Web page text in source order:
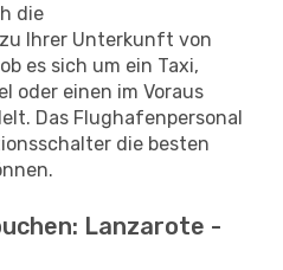
die
Ihrer Unterkunft von
es sich um ein Taxi,
oder einen im Voraus
Das Flughafenpersonal
die besten
Lanzarote -